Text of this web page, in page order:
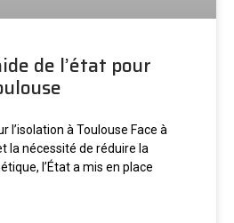
de l’état pour
l’isolation à Toulouse Face à
la nécessité de réduire la
l’État a mis en place